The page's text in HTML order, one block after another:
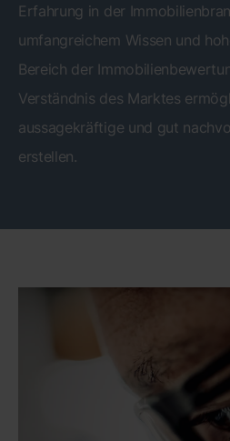
Erfahrung in der
umfangreichem Wissen und
Bereich der
Verständnis des Marktes
aussagekräftige und gut
erstellen.